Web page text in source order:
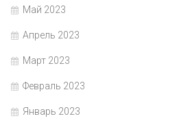
Май 2023
Апрель 2023
Март 2023
Февраль 2023
Январь 2023